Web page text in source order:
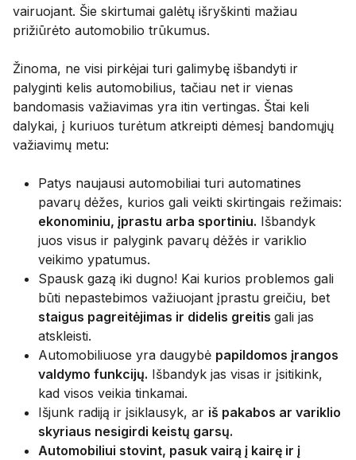
vairuojant. Šie skirtumai galėtų išryškinti mažiau
prižiūrėto automobilio trūkumus.
Žinoma, ne visi pirkėjai turi galimybę išbandyti ir
palyginti kelis automobilius, tačiau net ir vienas
bandomasis važiavimas yra itin vertingas. Štai keli
dalykai, į kuriuos turėtum atkreipti dėmesį bandomųjų
važiavimų metu:
Patys naujausi automobiliai turi automatines
pavarų dėžes, kurios gali veikti skirtingais režimais:
ekonominiu, įprastu arba sportiniu. Išbandyk
juos visus ir palygink pavarų dėžės ir variklio
veikimo ypatumus.
Spausk gazą iki dugno! Kai kurios problemos gali
būti nepastebimos važiuojant įprastu greičiu, bet
staigus pagreitėjimas ir didelis greitis gali jas
atskleisti.
Automobiliuose yra daugybė papildomos įrangos
valdymo funkcijų. Išbandyk jas visas ir įsitikink,
kad visos veikia tinkamai.
Išjunk radiją ir įsiklausyk, ar iš pakabos ar variklio
skyriaus nesigirdi keistų garsų.
Automobiliui stovint, pasuk vairą į kairę ir į